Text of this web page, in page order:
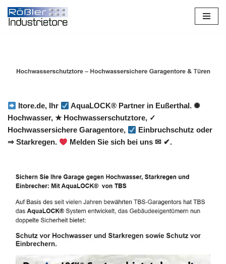
Zum
Itore.de, Ihr
AquaLOCK® Partner in Eußerthal. ✺
Hochwasser, ★ Hochwasserschutztore, ✓
Hochwassersichere Garagentore,
Einbruchschutz oder
⇒ Starkregen.
Melden Sie sich bei uns ✉ ✔.